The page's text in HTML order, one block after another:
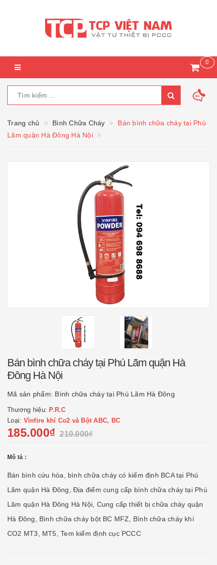
0
Trang chủ Bình Chữa Cháy
Bán bình chữa cháy tại Phú
Lãm quận Hà Đông Hà Nội
Bán bình chữa cháy tại Phú Lãm quận Hà
Đông Hà Nội
Mã sản phẩm: Bình chữa cháy tại Phú Lãm Hà Đông
Thương hiệu: P.R.C
Loại: Vìnfire khí Co2 và Bột ABC, BC
185.000₫ 210.000₫
Mô tả :
Bán bình cứu hỏa, bình chữa cháy có kiểm định BCA tại Phú
Lãm quận Hà Đông, Địa điểm cung cấp bình chữa cháy tại Phú
Lãm quận Hà Đông Hà Nội, Cung cấp thiết bị chữa cháy quận
Hà Đông, Bình chữa cháy bột BC MFZ, Bình chữa cháy khí
CO2 MT3, MT5, Tem kiểm định cục PCCC